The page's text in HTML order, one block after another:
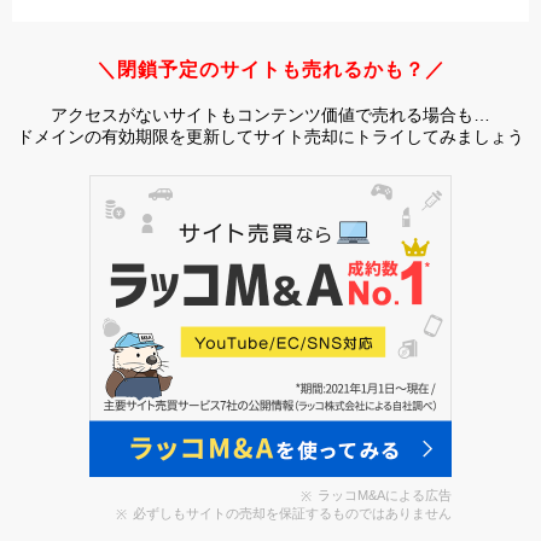
＼閉鎖予定のサイトも売れるかも？／
アクセスがないサイトもコンテンツ価値で売れる場合も…
ドメインの有効期限を更新してサイト売却にトライしてみましょう
ラッコM&Aによる広告
必ずしもサイトの売却を保証するものではありません